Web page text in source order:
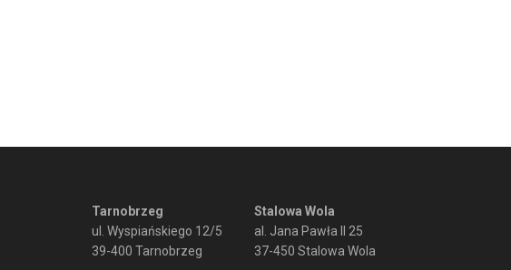
Tarnobrzeg
ul. Wyspiańskiego 12/5
39-400 Tarnobrzeg
Stalowa Wola
al. Jana Pawła II 25
37-450 Stalowa Wola